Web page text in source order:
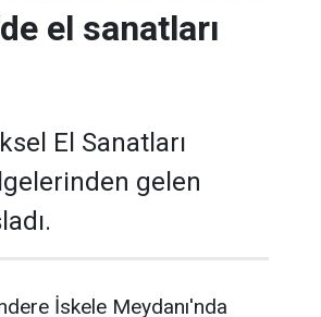
el sanatları
El Sanatları
gelen
İskele Meydanı'nda